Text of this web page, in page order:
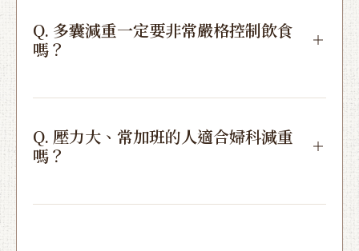
Q. 多囊減重一定要非常嚴格控制飲食
嗎？
Q. 壓力大、常加班的人適合婦科減重
嗎？